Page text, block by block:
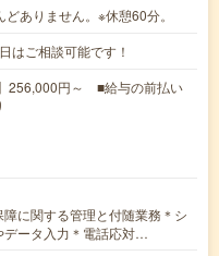
ありません。※休憩60分。
はご相談可能です！
256,000円～ ■給与の前払い
に関する管理と付随業務＊シ
データ入力＊電話応対…